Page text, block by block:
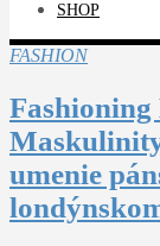
SHOP
FASHION
umenie